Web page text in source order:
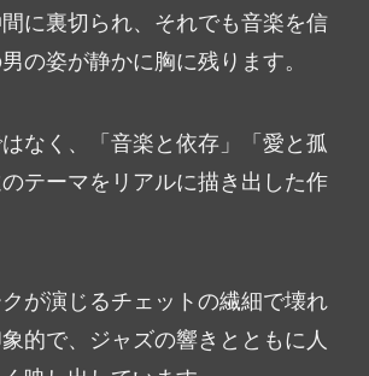
に裏切られ、それでも音楽を信
の姿が静かに胸に残ります。
なく、「音楽と依存」「愛と孤
テーマをリアルに描き出した作
が演じるチェットの繊細で壊れ
的で、ジャズの響きとともに人